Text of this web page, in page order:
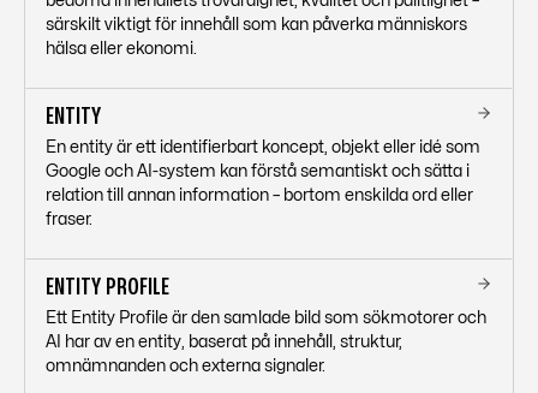
särskilt viktigt för innehåll som kan påverka människors
hälsa eller ekonomi.
ENTITY
En entity är ett identifierbart koncept, objekt eller idé som
Google och AI-system kan förstå semantiskt och sätta i
relation till annan information – bortom enskilda ord eller
fraser.
ENTITY PROFILE
Ett Entity Profile är den samlade bild som sökmotorer och
AI har av en entity, baserat på innehåll, struktur,
omnämnanden och externa signaler.